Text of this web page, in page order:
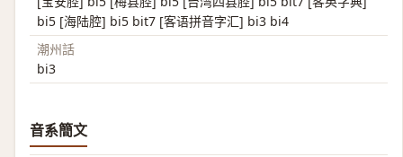
bi5 [海陆腔] bi5 bit7 [客语拼音字汇] bi3 bi4
潮州話
bi3
音系簡文